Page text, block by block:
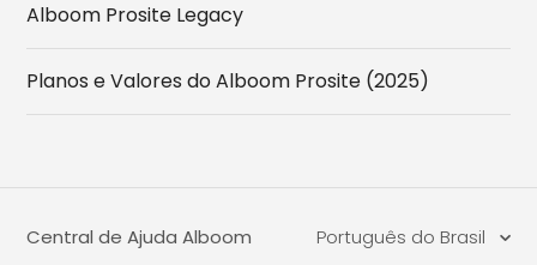
Alboom Prosite Legacy
Planos e Valores do Alboom Prosite (2025)
Central de Ajuda Alboom Português do Brasil